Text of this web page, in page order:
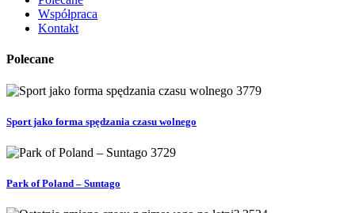
Współpraca
Kontakt
Polecane
3779
Sport jako forma spędzania czasu wolnego
3729
Park of Poland – Suntago